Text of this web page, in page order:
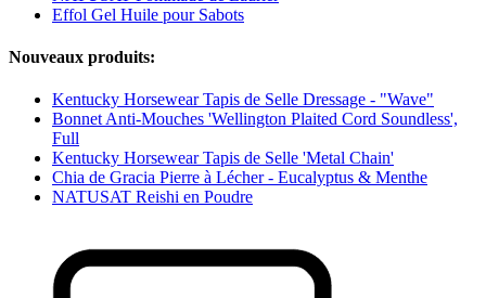
Effol Gel Huile pour Sabots
Nouveaux produits:
Kentucky Horsewear Tapis de Selle Dressage - "Wave"
Bonnet Anti-Mouches 'Wellington Plaited Cord Soundless',
Full
Kentucky Horsewear Tapis de Selle 'Metal Chain'
Chia de Gracia Pierre à Lécher - Eucalyptus & Menthe
NATUSAT Reishi en Poudre